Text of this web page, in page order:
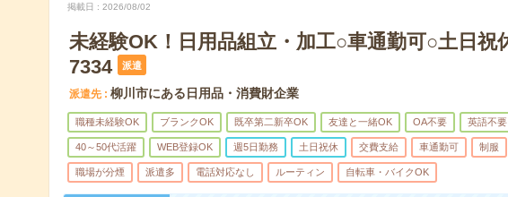
掲載日 2026/08/02
未経験OK！日用品組立・加工○車通勤可○土日祝
7334
派遣
派遣先 柳川市にある日用品・消費財企業
職種未経験OK ブランクOK 既卒第二新卒OK 友達と一緒OK OA不要 英語不要
40～50代活躍 WEB登録OK 週5日勤務 土日祝休 交費支給 車通勤可 制服
職場が分煙 派遣多 電話対応なし ルーティン 自転車・バイクOK